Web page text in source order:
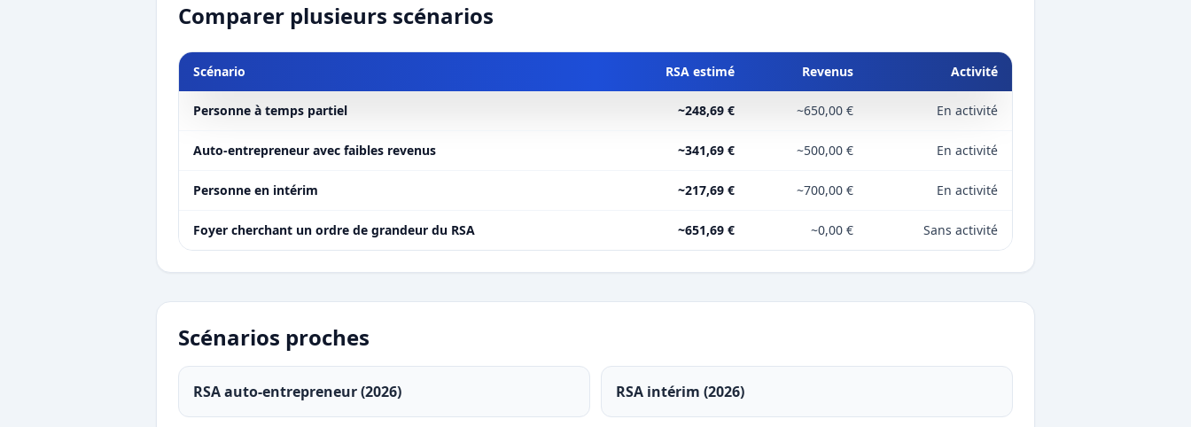
Comparer plusieurs scénarios
Scénario RSA estimé Revenus Activité
Personne à temps partiel ~248,69 € ~650,00 € En activité
Auto-entrepreneur avec faibles revenus ~341,69 € ~500,00 € En activité
Personne en intérim ~217,69 € ~700,00 € En activité
Foyer cherchant un ordre de grandeur du RSA ~651,69 € ~0,00 € Sans activité
Scénarios proches
RSA auto-entrepreneur (2026) RSA intérim (2026)